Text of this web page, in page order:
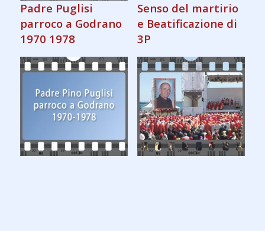
Padre Puglisi
parroco a Godrano
1970 1978
Senso del martirio
e Beatificazione di
3P